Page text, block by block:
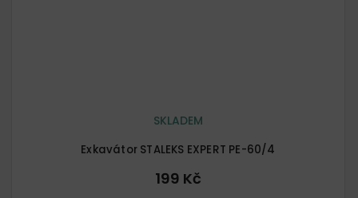
Exkavátor STALEKS EXPERT PE-60/4
SKLADEM
199 Kč